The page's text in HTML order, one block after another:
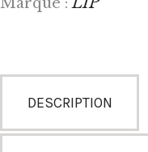
DESCRIPTION